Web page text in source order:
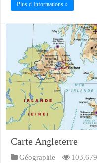
Plus d Informations »
Carte Angleterre
Géographie 103,679